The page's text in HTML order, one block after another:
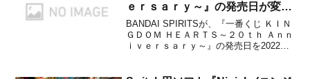
ｅｒｓａｒｙ～』の発売日が変更
に！
BANDAI SPIRITSが、『一番くじ ＫＩＮ
ＧＤＯＭ ＨＥＡＲＴＳ～２０ｔｈ Ａｎｎ
ｉｖｅｒｓａｒｙ～』の発売日を2022年6